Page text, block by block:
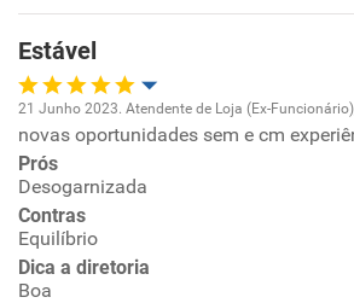
Não recomenda a diretoria
Estável
Oportunidade de promoção
Ambiente de trabalho
Conciliação com a vida familiar
21 Junho 2023. Atendente de Loja (Ex-
novas oportunidades sem e cm
Prós
Desogarnizada
Contras
Equilíbrio
Dica a diretoria
Boa